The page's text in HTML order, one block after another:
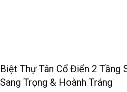
Biệt Thự Tân Cổ Điển 2 Tầng
Sang Trọng & Hoành Tráng